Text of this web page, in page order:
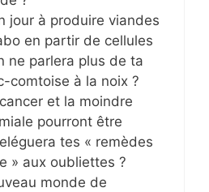
jour à produire viandes
en partir de cellules
ne parlera plus de ta
comtoise à la noix ?
et la moindre
pourront être
tes « remèdes
» aux oubliettes ?
monde de